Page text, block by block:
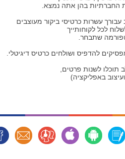
החברתיות בהן אתה נמצא.
עבורך עשרות כרטיסי ביקור מעוצבים
לכל לקוחותייך
שתבחר.
להדפיס ושולחים כרטיס דיגיטלי.
תוכלו לשנות פרטים,
באפליקציה)